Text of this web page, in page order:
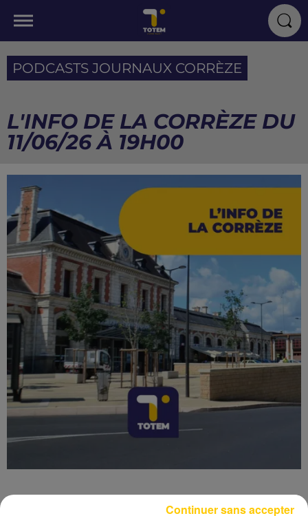
PODCASTS JOURNAUX CORRÈZE
L'INFO DE LA CORRÈZE DU
11/06/26 À 19H00
Continuer sans accepter